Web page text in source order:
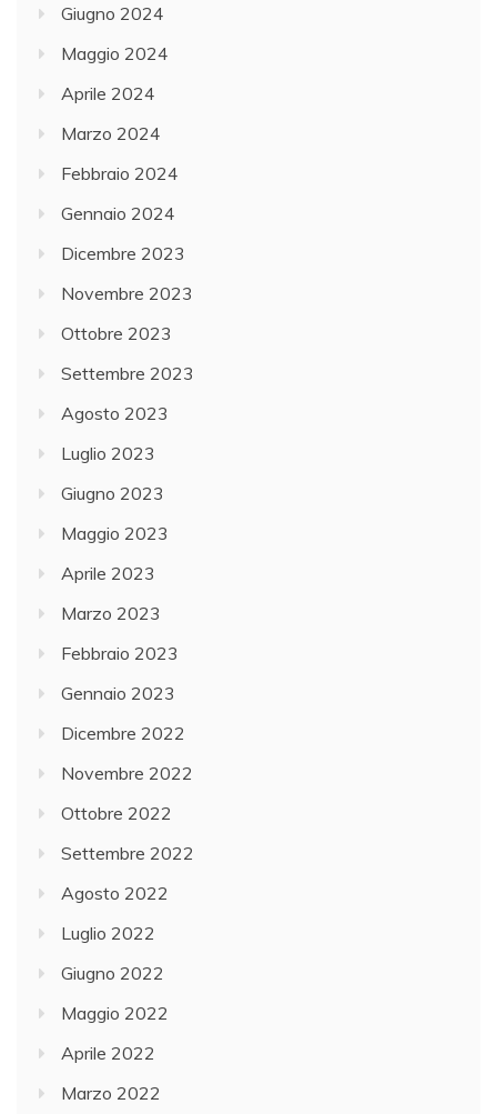
s
o
t
e
n
b
i
l
C
l
a
d
i
a
a
r
i
T
e
r
a
r
a
n
o
a
v
i
Giugno 2024
Maggio 2024
Aprile 2024
Marzo 2024
Febbraio 2024
Gennaio 2024
Dicembre 2023
Novembre 2023
Ottobre 2023
Settembre 2023
Agosto 2023
Luglio 2023
Giugno 2023
Maggio 2023
Aprile 2023
Marzo 2023
Febbraio 2023
Gennaio 2023
Dicembre 2022
Novembre 2022
Ottobre 2022
Settembre 2022
Agosto 2022
Luglio 2022
Giugno 2022
Maggio 2022
Aprile 2022
Marzo 2022